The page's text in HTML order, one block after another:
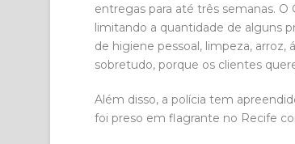
entregas para até três semanas.
limitando a quantidade de alguns
de higiene pessoal, limpeza,
sobretudo, porque os clientes
Além disso, a polícia tem
foi preso em flagrante no Recife